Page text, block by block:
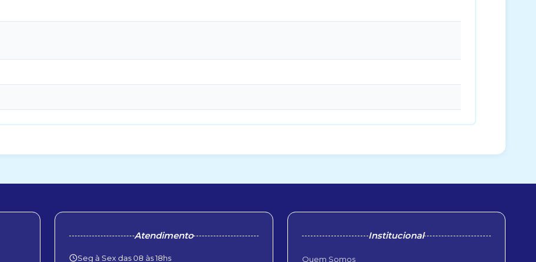
Atendimento
Seg à Sex das 08 às 18hs
Institucional
Quem Somos